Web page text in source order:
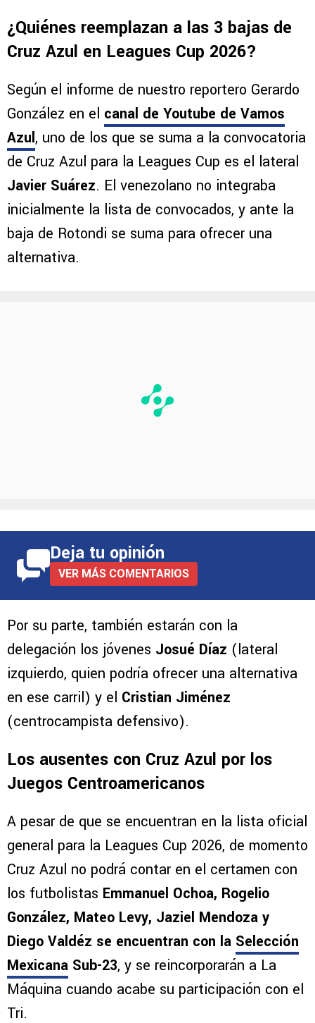
desempeñando con la Sub-21, y su ausencia
se trataría de una decisión futbolística.
¿Quiénes reemplazan a las 3 bajas de
Cruz Azul en Leagues Cup 2026?
Según el informe de nuestro reportero Gerardo
González en el canal de Youtube de Vamos
Azul, uno de los que se suma a la convocatoria
de Cruz Azul para la Leagues Cup es el lateral
Javier Suárez
Deja tu opinión
Por su parte, también estarán con la
delegación los jóvenesJosué Díaz
en ese carril) y elCristian Jiménez
(centrocampista defensivo).
Los ausentes con Cruz Azul por los
Juegos Centroamericanos
A pesar de que se encuentran en la lista oficial
general para la Leagues Cup 2026, de momento
Cruz Azul no podrá contar en el certamen con
los futbolistas Emmanuel Ochoa, Rogelio
González, Mateo Levy, Jaziel Mendoza y
Diego Valdéz se encuentran con la